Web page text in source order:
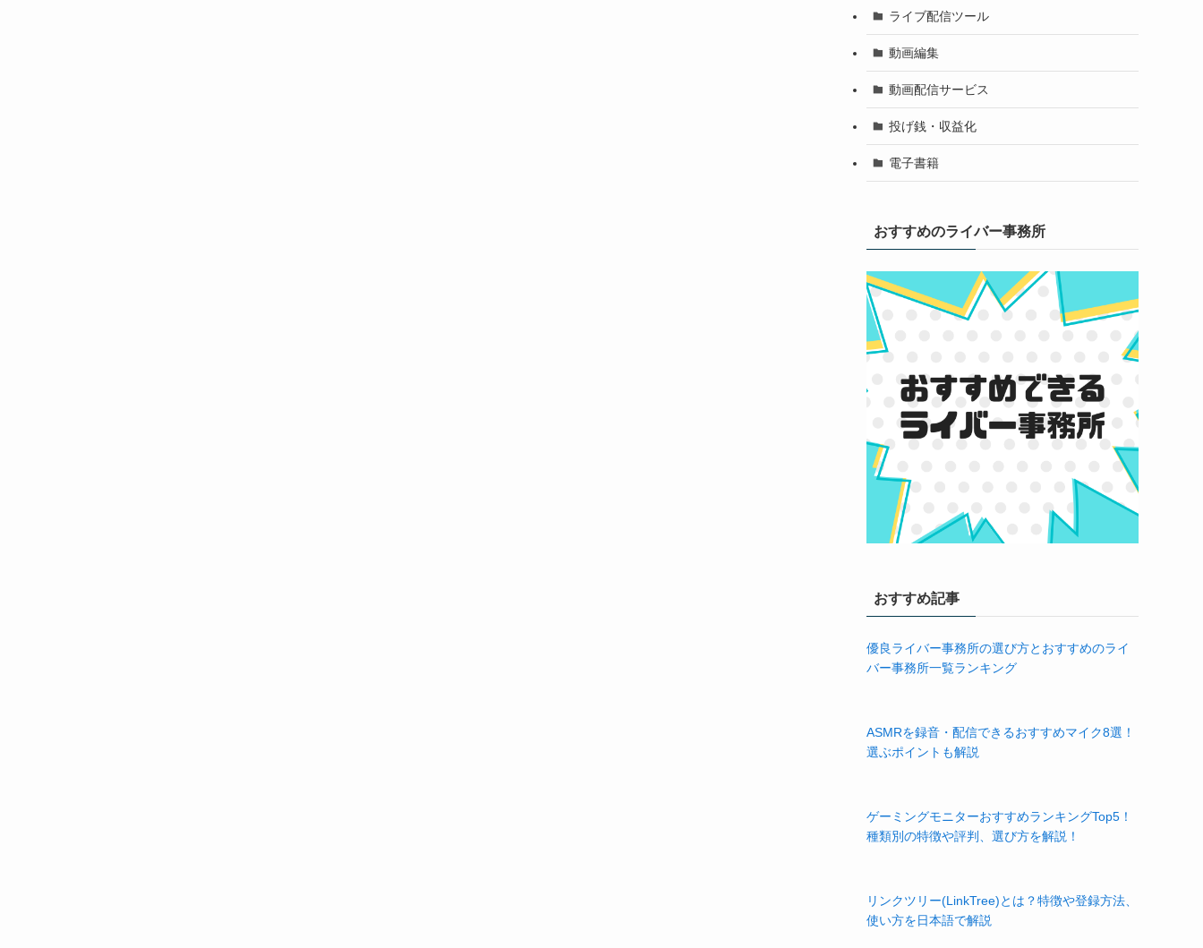
ライブ配信ツール
動画編集
動画配信サービス
投げ銭・収益化
電子書籍
おすすめのライバー事務所
おすすめ記事
優良ライバー事務所の選び方とおすすめのライ
バー事務所一覧ランキング
ASMRを録音・配信できるおすすめマイク8選！
選ぶポイントも解説
ゲーミングモニターおすすめランキングTop5！
種類別の特徴や評判、選び方を解説！
リンクツリー(LinkTree)とは？特徴や登録方法、
使い方を日本語で解説